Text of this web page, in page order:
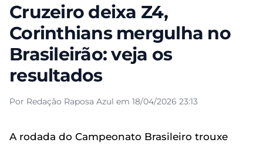
Cruzeiro deixa Z4,
Corinthians mergulha no
Brasileirão: veja os
resultados
Por Redação Raposa Azul em 18/04/2026 23:13
A rodada do Campeonato Brasileiro trouxe